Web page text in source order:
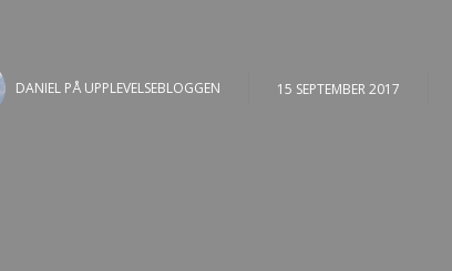
DANIEL PÅ UPPLEVELSEBLOGGEN 15 SEPTEMBER 2017